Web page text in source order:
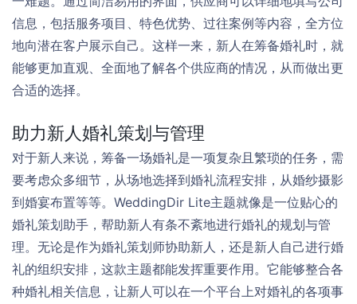
信息，包括服务项目、特色优势、过往案例等内容，全方位
地向潜在客户展示自己。这样一来，新人在筹备婚礼时，就
能够更加直观、全面地了解各个供应商的情况，从而做出更
合适的选择。
助力新人婚礼策划与管理
对于新人来说，筹备一场婚礼是一项复杂且繁琐的任务，需
要考虑众多细节，从场地选择到婚礼流程安排，从婚纱摄影
到婚宴布置等等。WeddingDir Lite主题就像是一位贴心的
婚礼策划助手，帮助新人有条不紊地进行婚礼的规划与管
理。无论是作为婚礼策划师协助新人，还是新人自己进行婚
礼的组织安排，这款主题都能发挥重要作用。它能够整合各
种婚礼相关信息，让新人可以在一个平台上对婚礼的各项事